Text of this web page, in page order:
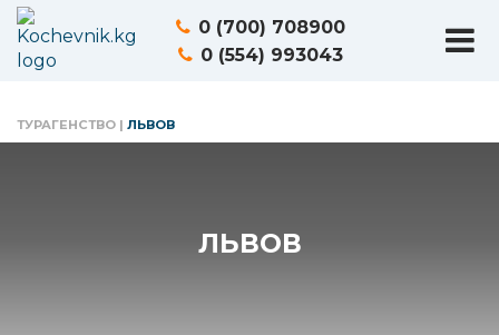
0 (700) 708900
0 (554) 993043
ТУРАГЕНСТВО | ЛЬВОВ
ЛЬВОВ